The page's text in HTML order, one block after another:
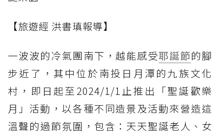
【旅遊經 洪書瑱報導】
一波波的冷氣團南下，越能感受耶誕節的腳
步近了，其中位於南投日月潭的九族文化
村，即日起至2024/1/1止推出「聖誕歡樂
月」活動，以各種不同造景及活動來營造這
溫聲的過節氛圍，包含：天天聖誕老人、女